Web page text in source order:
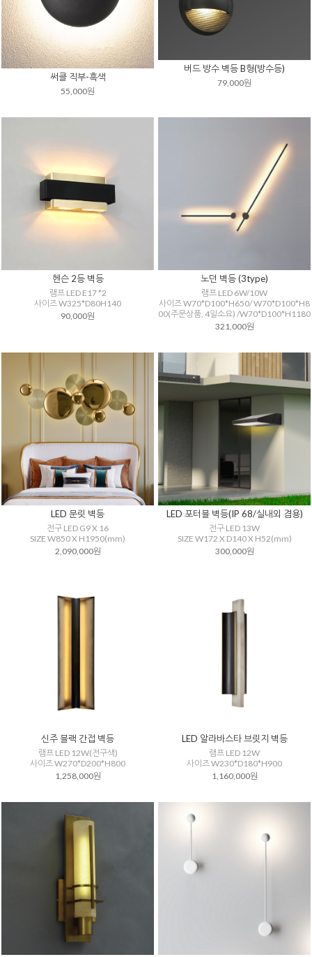
써클 직부-흑색
55,000원
버드 방수 벽등 B형(방수등)
79,000원
헨슨 2등 벽등
램프 LED E17 *2
사이즈 W325*D80H140
90,000원
노던 벽등 (3type)
램프 LED 6W/10W
사이즈 W70*D100*H650/ W70*D100*H8
00(주문상품, 4일소요) /W70*D100*H1180
321,000원
LED 문릿 벽등
전구 LED G9 X 16
SIZE W850 X H1950(mm)
2,090,000원
LED 포터블 벽등(IP 68/실내외 겸용)
전구 LED 13W
SIZE W172 X D140 X H52(mm)
300,000원
신주 블랙 간접 벽등
램프 LED 12W(전구색)
사이즈 W270*D200*H800
1,258,000원
LED 알라바스타 브릿지 벽등
램프 LED 12W
사이즈 W230*D180*H900
1,160,000원